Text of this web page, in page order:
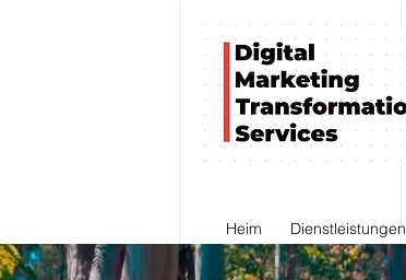
Heim Dienstleistungen